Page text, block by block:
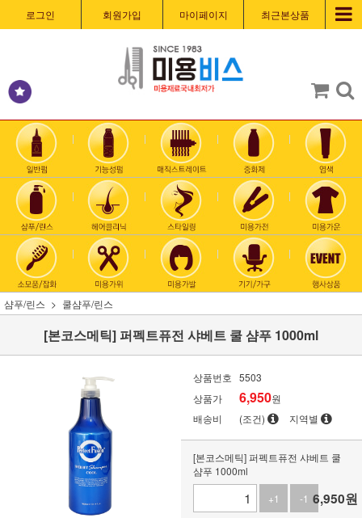
로그인 회원가입 마이페이지 최근본상품
샴푸/린스 쿨샴푸/린스
[본코스메틱] 퍼펙트퓨전 샤베트 쿨 샴푸 1000ml
상품번호 5503
상품가
6,950원
배송비
(조건) 지역별
[본코스메틱] 퍼펙트퓨전 샤베트 쿨
샴푸 1000ml
+1
-1 6,950원